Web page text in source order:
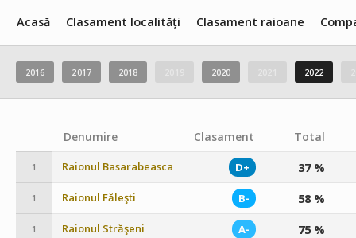
Acasă Clasament localități Clasament raioane
2016 2017 2018 2020 2022
Denumire Clasament Total
1 Raionul Basarabeasca D+ 37 %
1 Raionul Făleşti B- 58 %
1 Raionul Străşeni A- 75 %